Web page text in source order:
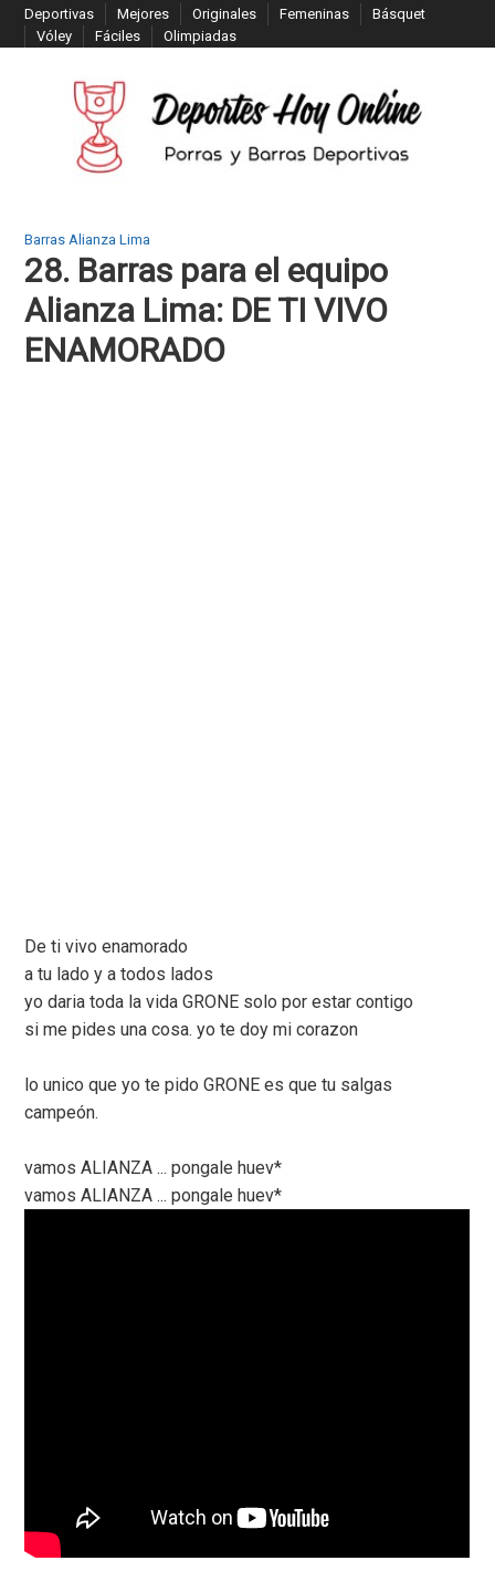
Deportivas Mejores Originales Femeninas
Básquet
Vóley
Fáciles Olimpiadas
Barras Alianza Lima
28. Barras para el equipo
Alianza Lima: DE TI VIVO
ENAMORADO
De ti vivo enamorado
a tu lado y a todos lados
yo daria toda la vida GRONE solo por estar contigo
si me pides una cosa. yo te doy mi corazon
lo unico que yo te pido GRONE es que tu salgas
campeón.
vamos ALIANZA ... pongale huev*
vamos ALIANZA ... pongale huev*